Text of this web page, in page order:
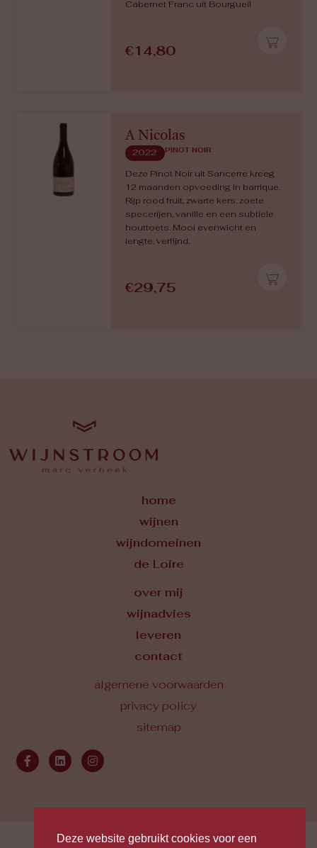
Cabernet Franc uit Bourgueil
€14,80
A Nicolas
2022 PINOT NOIR
Deze Pinot Noir uit Sancerre kreeg
12 maanden opvoeding in barrique.
Rijp rood fruit, zwarte kers, zoete
specerijen, vanille en een subtiele
houttoets. Mooi evenwicht en
lengte, verfijnd.
€29,75
home
wijnen
wijndomeinen
de Loire
over mij
wijnadvies
leveren
contact
algemene voorwaarden
privacy policy
sitemap
© Marc Verbeek 2026 . Site byThe Online Builders
Deze website gebruikt cookies voor een